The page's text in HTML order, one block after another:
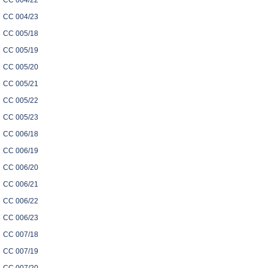
CC 004/23
CC 005/18
CC 005/19
CC 005/20
CC 005/21
CC 005/22
CC 005/23
CC 006/18
CC 006/19
CC 006/20
CC 006/21
CC 006/22
CC 006/23
CC 007/18
CC 007/19